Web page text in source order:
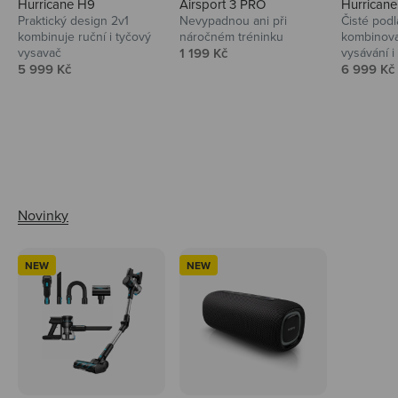
Hurricane H9
Praktický design 2v1
kombinuje ruční i tyčový
vysavač
Prodejní cena
5 999 Kč
Airsport 3 PRO
Nevypadnou ani při
náročném tréninku
Prodejní cena
1 199 Kč
Čisté
vysávání
Prodejní
6 999 Kč
NEW NEW